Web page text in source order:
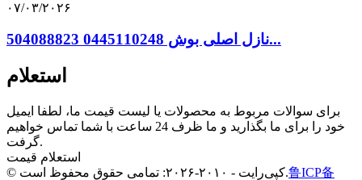
۰۷/۰۳/۲۰۲۶
نازل اصلی بوش 0445110248 504088823...
استعلام
برای سوالات مربوط به محصولات یا لیست قیمت ما، لطفا ایمیل
خود را برای ما بگذارید و ما ظرف 24 ساعت با شما تماس خواهیم
گرفت.
استعلام قیمت
© کپی‌رایت - ۲۰۱۰-۲۰۲۶: تمامی حقوق محفوظ است.鲁ICP备